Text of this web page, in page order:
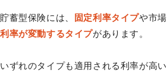
貯蓄型保険には、 固定利率タイプや市
利率が変動するタイプがあります。
いずれのタイプも適用される利率が高